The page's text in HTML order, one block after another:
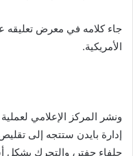
جاء كلامه في معرض تعليقه
الأمريكية.
ونشر المركز الإعلامي
إدارة بايدن ستتجه إلى
حلفاء حفتر، والتحرك بشكل